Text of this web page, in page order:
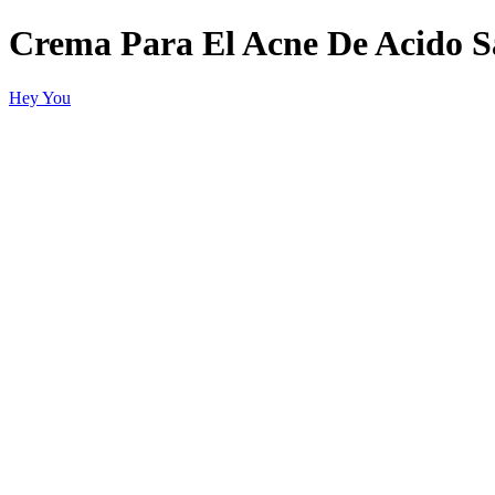
Crema Para El Acne De Acido
Hey You